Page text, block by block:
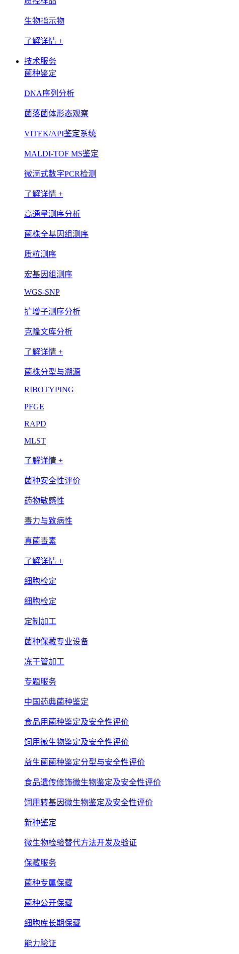
生物指示物
了解详情 +
技术服务
菌种鉴定
DNA序列分析
菌落菌体形态观察
VITEK/API鉴定系统
MALDI-TOF MS鉴定
微滴式数字PCR检测
了解详情 +
高通量测序分析
菌株全基因组测序
质粒测序
宏基因组测序
WGS-SNP
扩增子测序分析
克隆文库分析
了解详情 +
菌株分型与溯源
RIBOTYPING
PFGE
RAPD
MLST
了解详情 +
菌种安全性评价
药物敏感性
毒力与致病性
真菌毒素
了解详情 +
细胞检定
细胞检定
定制加工
菌种保藏专业设备
冻干管加工
专题服务
中国药典菌种鉴定
食品用菌种鉴定及安全性评价
饲用微生物鉴定及安全性评价
益生菌菌种鉴定分型与安全性评价
食品遗传修饰微生物鉴定及安全性评价
饲用转基因微生物鉴定及安全性评价
新种鉴定
微生物检验替代方法开发及验证
保藏服务
菌种专属保藏
菌种公开保藏
细胞库长期保藏
能力验证